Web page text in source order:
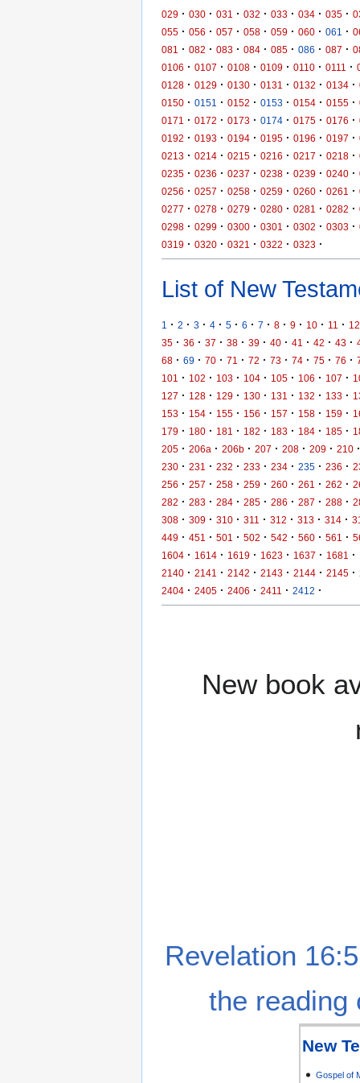
029 · 030 · 031 · 032 · 033 · 034 · 035 ·
055 · 056 · 057 · 058 · 059 · 060 · 061 ·
081
· 082 · 083 · 084 · 085 · 086 · 087 ·
0106 · 0107 · 0108 · 0109 · 0110 · 0111 ·
0128 · 0129 · 0130 · 0131 · 0132 · 0134 ·
0150 · 0151 · 0152 · 0153 · 0154 · 0155 ·
0171
· 0172 · 0173 · 0174 · 0175 · 0176 ·
0192 · 0193 · 0194 · 0195 · 0196 · 0197 ·
0213 · 0214 · 0215 · 0216 · 0217 · 0218 ·
0235 · 0236 · 0237 · 0238 · 0239 · 0240 ·
0256 · 0257 · 0258 · 0259 · 0260 · 0261 ·
0277 · 0278 · 0279 · 0280 · 0281 · 0282 ·
0298 · 0299 · 0300 · 0301 · 0302 · 0303 ·
0319 · 0320 · 0321 · 0322 · 0323 ·
List of New
1 · 2 · 3 · 4 · 5 · 6 · 7 · 8 · 9 · 10 · 11 · 12
35 · 36 · 37 · 38 · 39 · 40 · 41 · 42 · 43 ·
68 · 69 · 70 · 71 · 72 · 73 · 74 · 75 · 76 ·
101
· 102 · 103 · 104 · 105 · 106 · 107 ·
127 · 128 · 129 · 130 · 131 · 132 · 133 ·
153 · 154 · 155 · 156 · 157 · 158 · 159 ·
179 · 180 · 181 · 182 · 183 · 184 · 185 ·
205 · 206a · 206b · 207 · 208 · 209 · 210 ·
230 · 231 · 232 · 233 · 234 · 235 · 236 ·
256 · 257 · 258 · 259 · 260 · 261 · 262 ·
282 · 283 · 284 · 285 · 286 · 287 · 288 ·
308 · 309 · 310 · 311 · 312 · 313 · 314 ·
449 · 451 · 501 · 502 · 542 · 560 · 561 ·
1604 · 1614 · 1619 · 1623 · 1637 · 1681 ·
2140 · 2141 · 2142 · 2143 · 2144 · 2145 ·
2404 · 2405 · 2406 · 2411 · 2412 ·
New book
Revelation
the reading
New
Gospel of